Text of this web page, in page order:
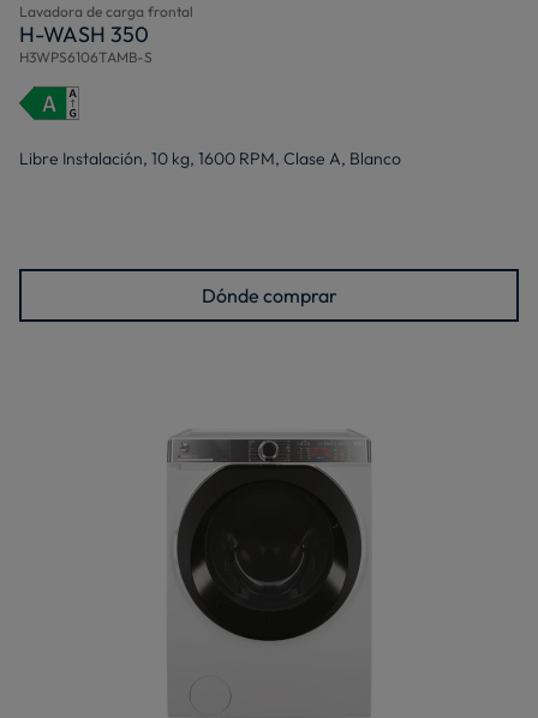
Lavadora de carga frontal
H-WASH 350
H3WPS6106TAMB-S
Libre Instalación, 10 kg, 1600 RPM, Clase A, Blanco
Dónde comprar